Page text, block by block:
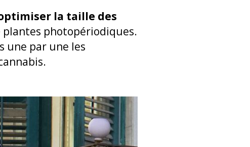
la taille des
plantes photopériodiques.
une par une les